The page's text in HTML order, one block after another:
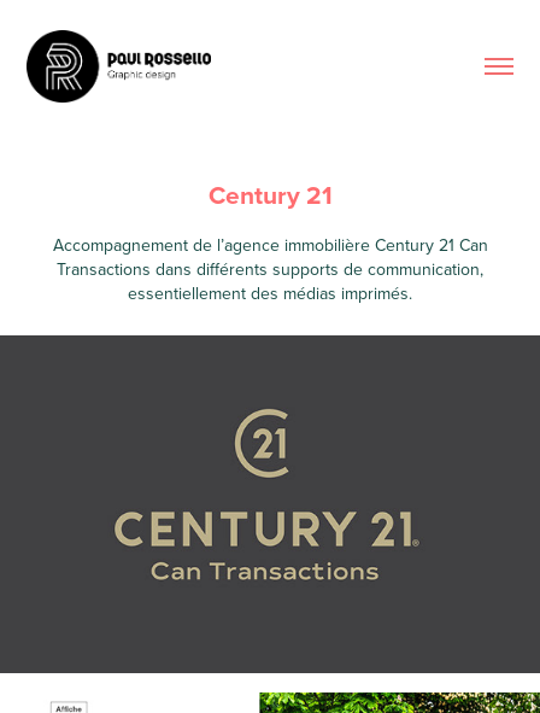
Century 21
Accompagnement de l’agence immobilière Century 21 Can
Transactions dans différents supports de communication,
essentiellement des médias imprimés.